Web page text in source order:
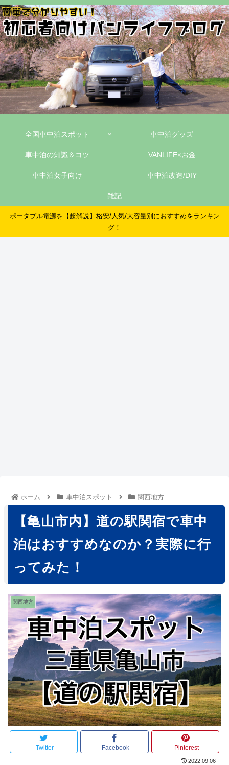
全国車中泊スポット 車中泊グッズ
車中泊の知識＆コツ VANLIFE×お金
車中泊女子向け 車中泊改造/DIY
雑記
ポータブル電源を【超解説】格安/人気/大容量別におすすめをランキン
グ！
ホーム 車中泊スポット 関西地方
【亀山市内】道の駅関宿で車中
泊はおすすめなのか？実際に行
ってみた！
関西地方
Twitter Facebook Pinterest
2022.09.06